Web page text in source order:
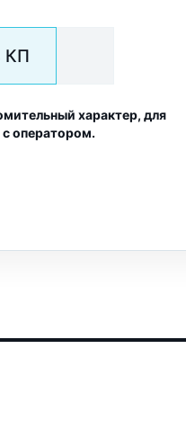
КП
характер, для
с оператором.